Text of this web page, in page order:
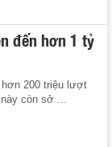
đến hơn 1 tỷ
hơn 200 triệu lượt
còn sở ...